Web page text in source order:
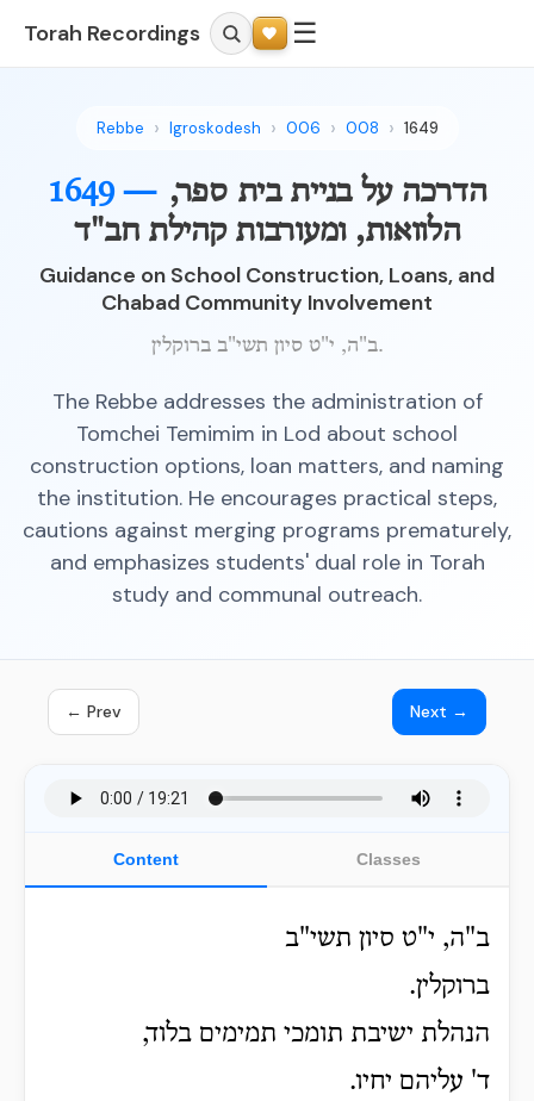
Torah Recordings ☰
Rebbe Igroskodesh 006 008 1649
1649 — הדרכה על בניית בית ספר,
הלוואות, ומעורבות קהילת חב"ד
Guidance on School Construction, Loans, and
Chabad Community Involvement
ב"ה, י"ט סיון תשי"ב ברוקלין.
The Rebbe addresses the administration of
Tomchei Temimim in Lod about school
construction options, loan matters, and naming
the institution. He encourages practical steps,
cautions against merging programs prematurely,
and emphasizes students' dual role in Torah
study and communal outreach.
← Prev Next →
Content Classes
ב"ה, י"ט סיון תשי"ב
ברוקלין.
הנהלת ישיבת תומכי תמימים בלוד,
ד' עליהם יחיו.